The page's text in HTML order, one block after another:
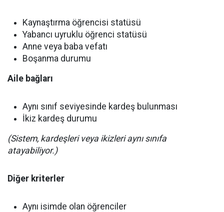
Kaynaştırma öğrencisi statüsü
Yabancı uyruklu öğrenci statüsü
Anne veya baba vefatı
Boşanma durumu
Aile bağları
Aynı sınıf seviyesinde kardeş bulunması
İkiz kardeş durumu
(Sistem, kardeşleri veya ikizleri aynı sınıfa
atayabiliyor.)
Diğer kriterler
Aynı isimde olan öğrenciler